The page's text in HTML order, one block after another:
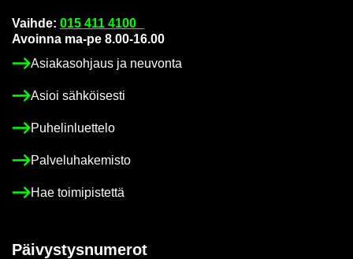
Vaih­de: 015 411 4100
Avoin­na ma-pe 8.00-16.00
Asia­kas­oh­jaus ja neu­von­ta
Asioi säh­köi­ses­ti
Pu­he­lin­luet­te­lo
Pal­ve­lu­ha­ke­mis­to
Hae toi­mi­pis­tet­tä
Päi­vys­tys­nu­me­rot